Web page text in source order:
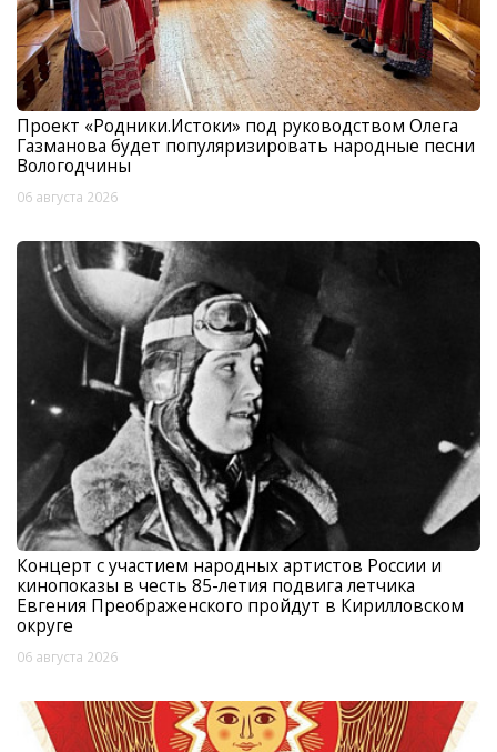
Проект «Родники.Истоки» под руководством Олега
Газманова будет популяризировать народные песни
Вологодчины
06 августа 2026
Концерт с участием народных артистов России и
кинопоказы в честь 85-летия подвига летчика
Евгения Преображенского пройдут в Кирилловском
округе
06 августа 2026